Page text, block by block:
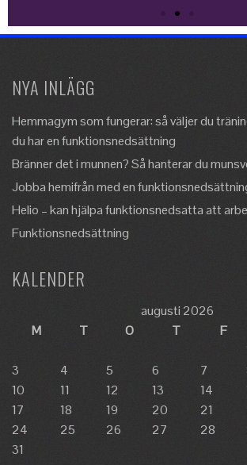
NYA INLÄGG
Hemmagym som fungerar: så väljer du
du har en funktionsnedsättning
Bränner det i munnen? Så hanterar du
Jobba hemifrån med en
Helio – kan hjälpa funktionsnedsatta att
Funktionsnedsättning
KALENDER
augusti 2026
M
T O T F
3
4 5 6 7
10
11 12 13 14
17
18 19 20 21
24
25 26 27 28
31